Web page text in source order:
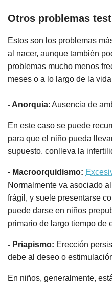
Otros problemas
Estos son los problemas
al nacer, aunque también
problemas mucho menos
meses o a lo largo de la
- Anorquia: Ausencia de
En este caso se puede
para que el niño pueda
supuesto, conlleva la
- Macroorquidismo:
Normalmente va asociado
frágil, y suele presentarse
puede darse en niños
primario de largo tiempo de
- Priapismo: Erección
debe al deseo o
En niños, generalmente,